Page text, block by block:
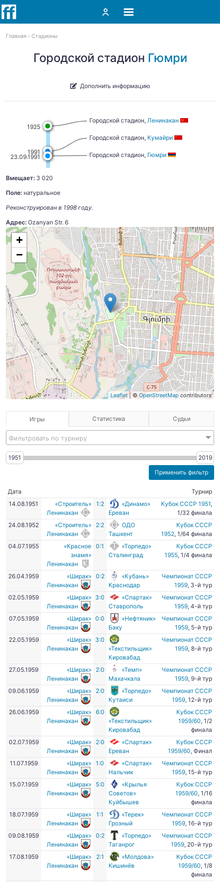
Главная Стадионы
Городской стадион Гюмри
Дополнить информацию
1925
1991
23.09.1991
Городской стадион, Ленинакан
Городской стадион, Кумайри
Городской стадион, Гюмри
Вмещает: 3 020
Поле: натуральное
Реконструирован в 1998 году.
Адрес: Ozanyan Str. 6
+
−
Leaflet| ©OpenStreetMap contributors
Игры Статистика Судьи
Фильтровать по турниру
1951 2019
Дата
Турнир
14.08.1951
«Строитель»
Ленинакан
1:2
«Динамо»
Ереван
Кубок СССР 1951,
1/32 финала
24.08.1952
«Строитель»
Ленинакан
2:2
ОДО
Ташкент
Кубок СССР
1952, 1/64 финала
04.07.1955
«Красное
знамя»
Ленинакан
0:1
«Торпедо»
Сталинград
Кубок СССР
1955, 1/4 финала
26.04.1959
«Ширак»
Ленинакан
0:2
«Кубань»
Краснодар
Чемпионат СССР
1959, 3-й тур
02.05.1959
«Ширак»
Ленинакан
3:0
«Спартак»
Ставрополь
Чемпионат СССР
1959, 4-й тур
07.05.1959
«Ширак»
Ленинакан
0:0
«Нефтяник»
Баку
Чемпионат СССР
1959, 5-й тур
22.05.1959
«Ширак»
Ленинакан
3:0
«Текстильщик»
Кировабад
Чемпионат СССР
1959, 8-й тур
27.05.1959
«Ширак»
Ленинакан
2:0
«Темп»
Махачкала
Чемпионат СССР
1959, 9-й тур
09.06.1959
«Ширак»
Ленинакан
2:0
«Торпедо»
Кутаиси
Чемпионат СССР
1959, 12-й тур
26.06.1959
«Ширак»
Ленинакан
6:0
«Текстильщик»
Кировабад
Кубок СССР
1959/60, 1/2
финала
02.07.1959
«Ширак»
Ленинакан
2:0
«Спартак»
Ереван
Кубок СССР
1959/60, Финал
11.07.1959
«Ширак»
Ленинакан
1:0
«Спартак»
Нальчик
Чемпионат СССР
1959, 15-й тур
15.07.1959
«Ширак»
Ленинакан
5:0
«Крылья
Советов»
Куйбышев
Кубок СССР
1959/60, 1/16
финала
18.07.1959
«Ширак»
Ленинакан
1:1
«Терек»
Грозный
Чемпионат СССР
1959, 16-й тур
09.08.1959
«Ширак»
Ленинакан
0:2
«Торпедо»
Таганрог
Чемпионат СССР
1959, 20-й тур
17.08.1959
«Ширак»
Ленинакан
2:1
«Молдова»
Кишинёв
Кубок СССР
1959/60, 1/8
финала